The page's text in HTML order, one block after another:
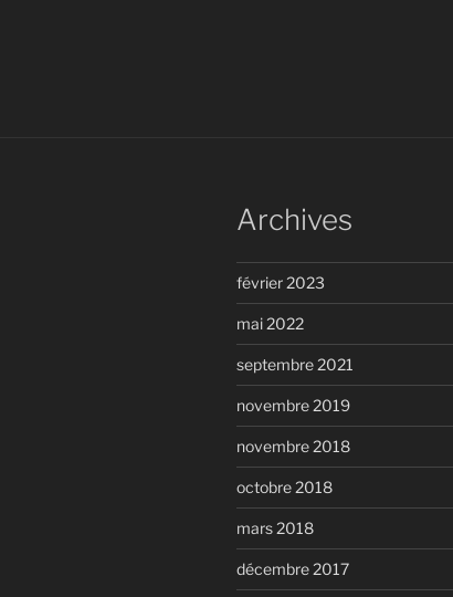
Archives
février 2023
mai 2022
septembre 2021
novembre 2019
novembre 2018
octobre 2018
mars 2018
décembre 2017